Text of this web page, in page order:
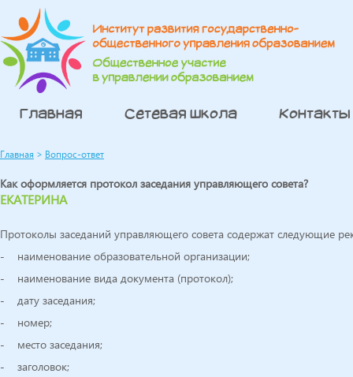
Главная Сетевая школа Контакты
Главная > Вопрос-ответ
Как оформляется протокол заседания управляющего совета?
ЕКАТЕРИНА
Протоколы заседаний управляющего совета содержат следующие
- наименование образовательной организации;
- наименование вида документа (протокол);
- дату заседания;
- номер;
- место заседания;
- заголовок;